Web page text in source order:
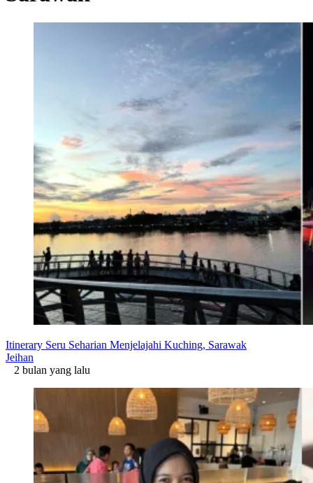
Itinerary Seru Seharian Menjelajahi Kuching, Sarawak
Jeihan
2 bulan yang lalu